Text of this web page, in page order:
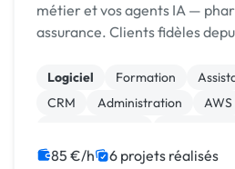
métier et vos agents IA —
assurance. Clients fidèles
Logiciel Formation
CRM
Administration AWS
85 €/h 6 projets réalisés